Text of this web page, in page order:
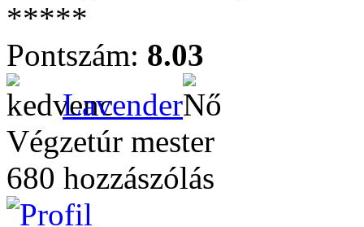
*****
Pontszám: 8.03
Lavender
Végzetúr mester
680 hozzászólás